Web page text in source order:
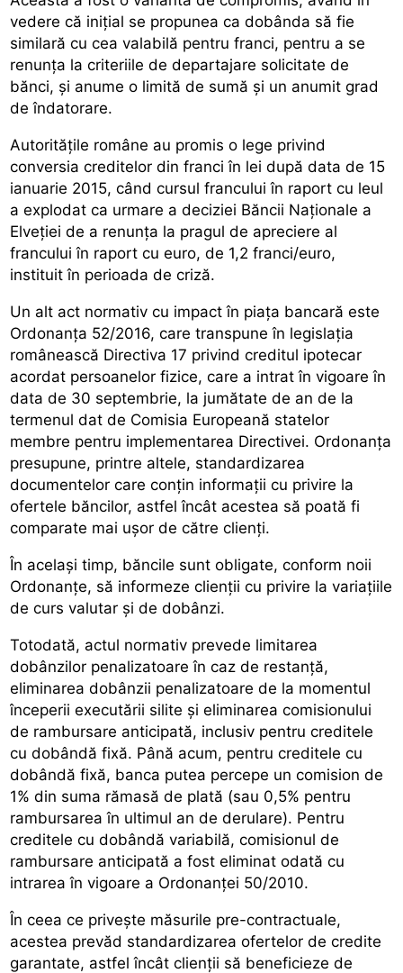
vedere că inițial se propunea ca dobânda să fie
similară cu cea valabilă pentru franci, pentru a se
renunța la criteriile de departajare solicitate de
bănci, și anume o limită de sumă și un anumit grad
de îndatorare.
Autoritățile române au promis o lege privind
conversia creditelor din franci în lei după data de 15
ianuarie 2015, când cursul francului în raport cu leul
a explodat ca urmare a deciziei Băncii Naționale a
Elveției de a renunța la pragul de apreciere al
francului în raport cu euro, de 1,2 franci/euro,
instituit în perioada de criză.
Un alt act normativ cu impact în piața bancară este
Ordonanța 52/2016, care transpune în legislația
românească Directiva 17 privind creditul ipotecar
acordat persoanelor fizice, care a intrat în vigoare în
data de 30 septembrie, la jumătate de an de la
termenul dat de Comisia Europeană statelor
membre pentru implementarea Directivei. Ordonanța
presupune, printre altele, standardizarea
documentelor care conțin informații cu privire la
ofertele băncilor, astfel încât acestea să poată fi
comparate mai ușor de către clienți.
În același timp, băncile sunt obligate, conform noii
Ordonanțe, să informeze clienții cu privire la variațiile
de curs valutar și de dobânzi.
Totodată, actul normativ prevede limitarea
dobânzilor penalizatoare în caz de restanță,
eliminarea dobânzii penalizatoare de la momentul
începerii executării silite și eliminarea comisionului
de rambursare anticipată, inclusiv pentru creditele
cu dobândă fixă. Până acum, pentru creditele cu
dobândă fixă, banca putea percepe un comision de
1% din suma rămasă de plată (sau 0,5% pentru
rambursarea în ultimul an de derulare). Pentru
creditele cu dobândă variabilă, comisionul de
rambursare anticipată a fost eliminat odată cu
intrarea în vigoare a Ordonanței 50/2010.
În ceea ce privește măsurile pre-contractuale,
acestea prevăd standardizarea ofertelor de credite
garantate, astfel încât clienții să beneficieze de